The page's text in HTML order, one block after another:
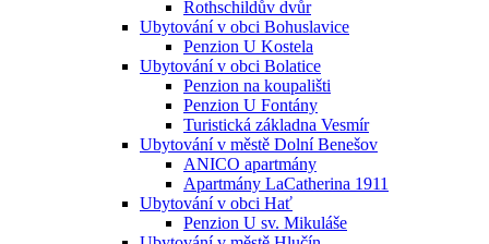
Rothschildův dvůr
Ubytování v obci Bohuslavice
Penzion U Kostela
Ubytování v obci Bolatice
Penzion na koupališti
Penzion U Fontány
Turistická základna Vesmír
Ubytování v městě Dolní Benešov
ANICO apartmány
Apartmány LaCatherina 1911
Ubytování v obci Hať
Penzion U sv. Mikuláše